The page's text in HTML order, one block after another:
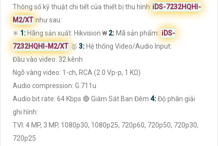
Thông số kỹ thuật chi tiết của thiết bị thu hình iDS-7232HQHI-
M2/XT như sau:
✳️ 1: Hãng sản xuất: Hikvision ₩ 2: Mã sản phẩm: iDS-
7232HQHI-M2/XT 🥇️ 3: Hệ thống Video/Audio Input:
Đầu vào video: 32 kênh
Ngõ vàng video: 1-ch, RCA (2.0 Vp-p, 1 KΩ)
Audio compression: G.711u
Audio bit rate: 64 Kbps 🔴 Giám Sát Ban Đêm 4:Độ phân giải
ghi hình:
TVI: 4 MP, 3 MP, 1080p30, 1080p25, 720p60, 720p50, 720p30,
720p25